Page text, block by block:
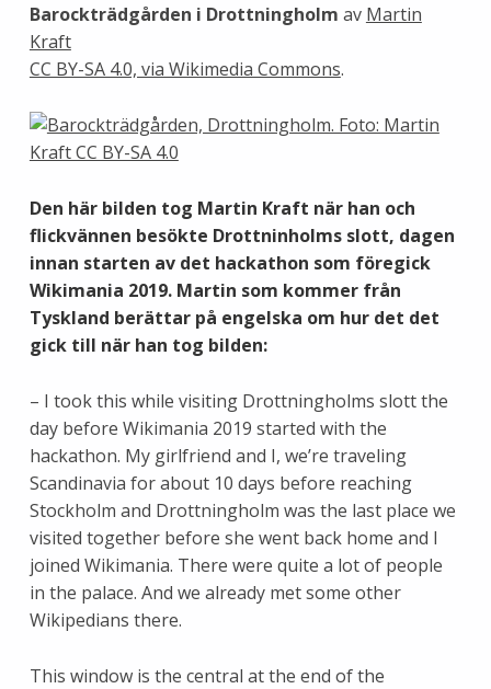
Barockträdgården i Drottningholm av Martin
Kraft
CC BY-SA 4.0, via Wikimedia Commons.
Den här bilden tog Martin Kraft när han och
flickvännen besökte Drottninholms slott, dagen
innan starten av det hackathon som föregick
Wikimania 2019. Martin som kommer från
Tyskland berättar på engelska om hur det det
gick till när han tog bilden:
– I took this while visiting Drottningholms slott the
day before Wikimania 2019 started with the
hackathon. My girlfriend and I, we’re traveling
Scandinavia for about 10 days before reaching
Stockholm and Drottningholm was the last place we
visited together before she went back home and I
joined Wikimania. There were quite a lot of people
in the palace. And we already met some other
Wikipedians there.
This window is the central at the end of the